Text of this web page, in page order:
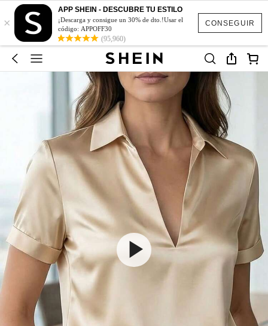
CONSEGUIR
×
APP SHEIN - DESCUBRE TU ESTILO
¡Descarga y consigue un 30% de dto.!Usar el
código: APPOFF30
(95,960)